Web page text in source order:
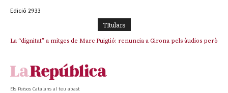
Edició 2933
TItulars
La “dignitat” a mitges de Marc Puigtió: renuncia a Girona pels àudios però
Els Països Catalans al teu abast